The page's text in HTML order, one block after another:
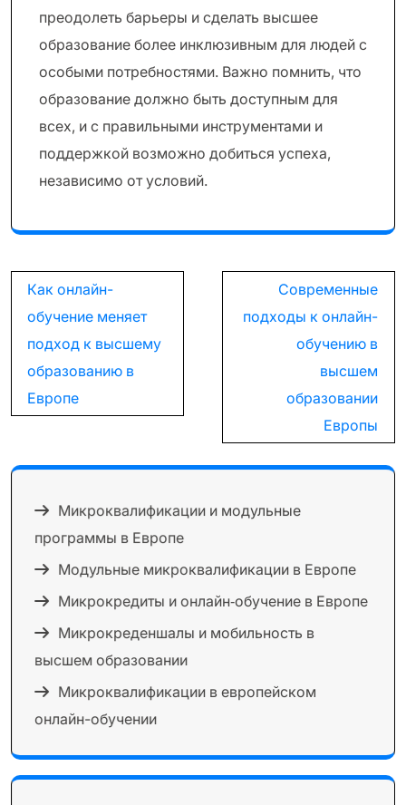
преодолеть барьеры и сделать высшее
образование более инклюзивным для людей с
особыми потребностями. Важно помнить, что
образование должно быть доступным для
всех, и с правильными инструментами и
поддержкой возможно добиться успеха,
независимо от условий.
Навигация
по
записям
Как онлайн-
обучение меняет
подход к высшему
образованию в
Европе
Современные
подходы к онлайн-
обучению в
высшем
образовании
Европы
Микроквалификации и модульные
программы в Европе
Модульные микроквалификации в Европе
Микрокредиты и онлайн‑обучение в Европе
Микрокреденшалы и мобильность в
высшем образовании
Микроквалификации в европейском
онлайн-обучении